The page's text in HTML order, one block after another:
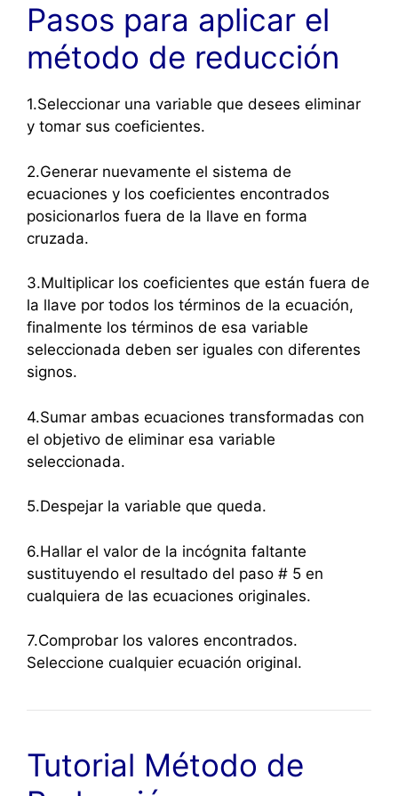
Pasos para aplicar el
método de reducción
1.Seleccionar una variable que desees eliminar
y tomar sus coeficientes.
2.Generar nuevamente el sistema de
ecuaciones y los coeficientes encontrados
posicionarlos fuera de la llave en forma
cruzada.
3.Multiplicar los coeficientes que están fuera de
la llave por todos los términos de la ecuación,
finalmente los términos de esa variable
seleccionada deben ser iguales con diferentes
signos.
4.Sumar ambas ecuaciones transformadas con
el objetivo de eliminar esa variable
seleccionada.
5.Despejar la variable que queda.
6.Hallar el valor de la incógnita faltante
sustituyendo el resultado del paso # 5 en
cualquiera de las ecuaciones originales.
7.Comprobar los valores encontrados.
Seleccione cualquier ecuación original.
Tutorial Método de